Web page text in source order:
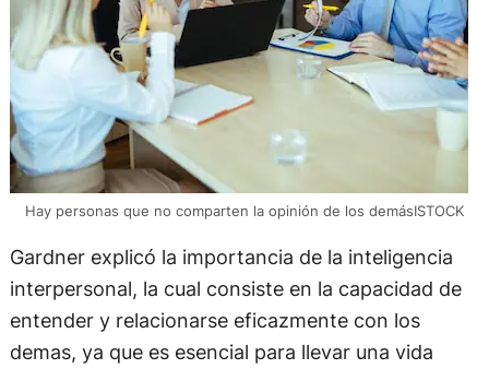
Hay personas que no comparten la opinión de los demásISTOCK
Gardner explicó la importancia de la inteligencia
interpersonal, la cual consiste en la capacidad de
entender y relacionarse eficazmente con los
demas, ya que es esencial para llevar una vida